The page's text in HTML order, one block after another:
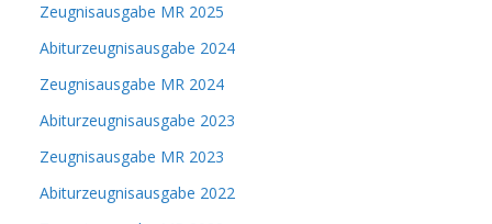
Zeugnisausgabe MR 2025
Abiturzeugnisausgabe 2024
Zeugnisausgabe MR 2024
Abiturzeugnisausgabe 2023
Zeugnisausgabe MR 2023
Abiturzeugnisausgabe 2022